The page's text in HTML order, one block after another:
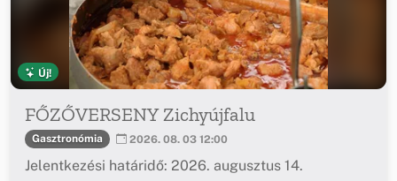
Új!
FŐZŐVERSENY Zichyújfalu
Gasztronómia 2026. 08. 03 12:00
Jelentkezési határidő: 2026. augusztus 14.